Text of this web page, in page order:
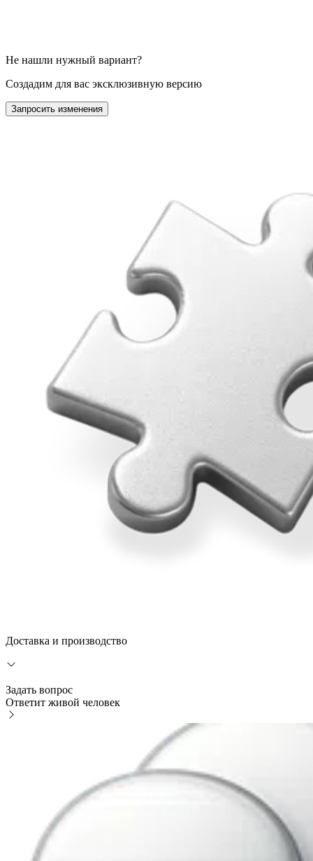
Не нашли нужный вариант?
Создадим для вас эксклюзивную версию
Запросить изменения
Доставка и производство
Задать вопрос
Ответит живой человек